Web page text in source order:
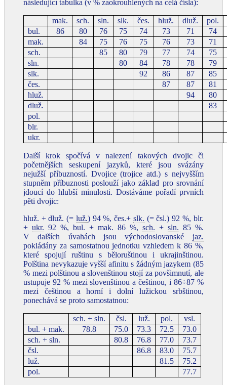
následující tabulka (v % zaokrouhlených na celá čísla):
mak. sch. sln. slk. čes. hluž. dluž.
pol.
bul.
86 80 76 75 74 73 71
74
mak.
84 75 76 75 76 73
71
sch.
85 80 79 77 74
75
sln.
80 84 78 78
79
slk.
92 86 87
85
čes.
87 87
81
hluž.
94
80
dluž.
83
pol.
blr.
ukr.
Další krok spočívá v nalezení takových dvojic či
početnějších seskupení jazyků, které jsou svázány
nejužší příbuzností. Dvojice (trojice atd.) s nejvyšším
stupněm příbuznosti poslouží jako základ pro srovnání
jdoucí do hlubší minulosti. Dostáváme pořadí prvních
pěti dvojic:
hluž. + dluž. (= luž.) 94 %, čes.+ slk. (= čsl.) 92 %, blr.
+ ukr. 92 %, bul. + mak. 86 %, sch. + sln. 85 %.
V dalších úvahách jsou východoslovanské jaz.
pokládány za samostatnou jednotku vzhledem k 86 %,
které spojují ruštinu s běloruštinou i ukrajinštinou.
Polština nevykazuje vyšší afinitu s žádným jazykem (85
% mezi polštinou a slovenštinou stojí za povšimnutí, ale
ustupuje 92 % mezi slovenštinou a češtinou, i 86÷87 %
mezi češtinou a horní i dolní lužickou srbštinou,
ponechává se proto samostatnou:
sch. + sln. čsl. luž. pol.
vsl.
bul. + mak.
78.8 75.0 73.3 72.5
73.0
sch. + sln.
80.8 76.8 77.0
73.7
čsl.
86.8 83.0
75.7
luž.
81.5
75.2
pol.
77.7